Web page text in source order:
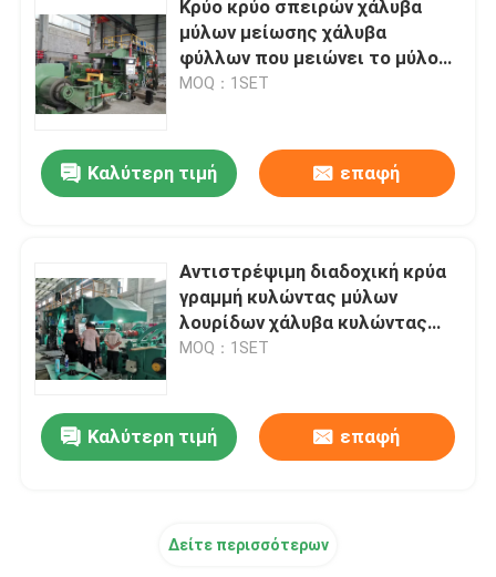
Κρύο κρύο σπειρών χάλυβα
μύλων μείωσης χάλυβα
φύλλων που μειώνει το μύλο
220m/Min
MOQ：1SET
Καλύτερη τιμή επαφή
Αντιστρέψιμη διαδοχική κρύα
γραμμή κυλώντας μύλων
λουρίδων χάλυβα κυλώντας
μύλων cold-rolled
MOQ：1SET
Καλύτερη τιμή επαφή
Δείτε περισσότερων